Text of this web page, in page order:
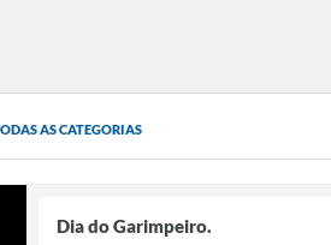
AS CATEGORIAS
Dia do Garimpeiro.